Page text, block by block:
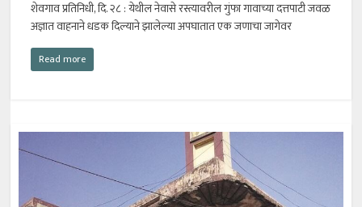
शेवगाव प्रतिनिधी, दि. २८ : येथील नेवासे रस्त्यावरील गुंफा गावाच्या दत्तपाटी जवळ
अज्ञात वाहनाने धडक दिल्याने झालेल्या अपघातात एक जणाचा जागेवर
Read more